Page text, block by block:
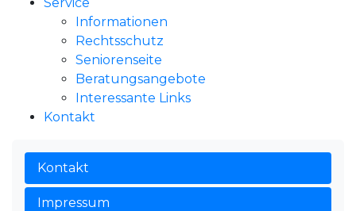
Informationen
Rechtsschutz
Seniorenseite
Beratungsangebote
Interessante Links
Kontakt
Kontakt
Impressum